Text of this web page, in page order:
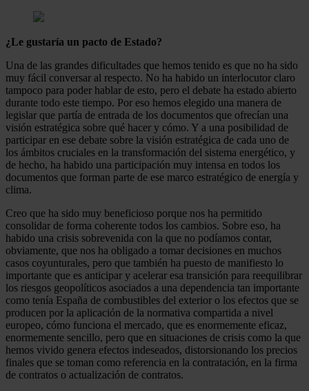
¿Le gustaría un pacto de Estado?
Una de las grandes dificultades que hemos tenido es que no ha sido
muy fácil conversar al respecto. No ha habido un interlocutor claro
tampoco para poder hablar de esto, pero el debate ha estado abierto
durante todo este tiempo. Por eso hemos elegido una manera de
legislar que partía de entrada de los documentos que ofrecían una
visión estratégica sobre qué hacer y cómo. Y a una posibilidad de
participar en ese debate sobre la visión estratégica de cada uno de
los ámbitos cruciales en la transformación del sistema energético, y
de hecho, ha habido una participación muy intensa en todos los
documentos que forman parte de ese marco estratégico de energía y
clima.
Creo que ha sido muy beneficioso porque nos ha permitido
consolidar de forma coherente todos los cambios. Sobre eso, ha
habido una crisis sobrevenida con la que no podíamos contar,
obviamente, que nos ha obligado a tomar decisiones en muchos
casos coyunturales, pero que también ha puesto de manifiesto lo
importante que es anticipar y acelerar esa transición para reequilibrar
los riesgos geopolíticos asociados a una dependencia tan importante
como tenía España de combustibles del exterior o los efectos que se
producen por la aplicación de la normativa compartida a nivel
europeo, cómo funciona el mercado, que es enormemente eficaz,
enormemente sencillo, pero que en situaciones de crisis como la que
hemos vivido genera efectos indeseados, distorsionando los precios
finales que se toman como referencia en la contratación, en la firma
de contratos o actualización de contratos.